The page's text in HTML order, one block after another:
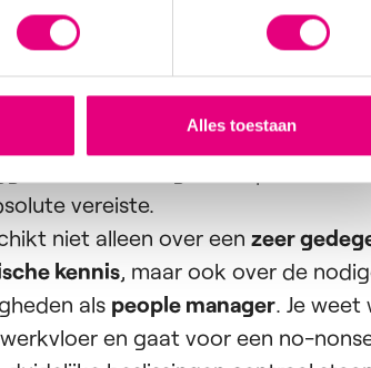
Alles toestaan
eeningenieur, bij voorkeur richting
bouw of automatisatie
zijn/haar schoenen staat. Een
ervaring in een
vereiste.
niet alleen over een zeer
kennis, maar ook over de
als people manager. Je
en gaat voor een no-